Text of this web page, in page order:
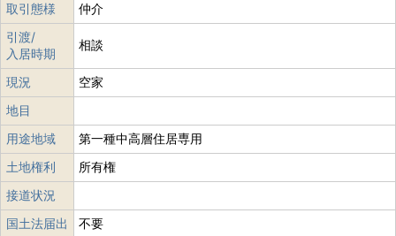
取引態様
仲介
引渡/
入居時期
相談
現況
空家
地目
用途地域
第一種中高層住居専用
土地権利
所有権
接道状況
国土法届出
不要